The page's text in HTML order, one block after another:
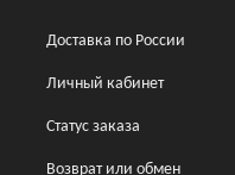
Доставка по России
Личный кабинет
Статус заказа
Возврат или обмен